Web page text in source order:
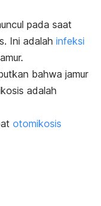
pada saat
Ini adalah infeksi
bahwa jamur
adalah
otomikosis